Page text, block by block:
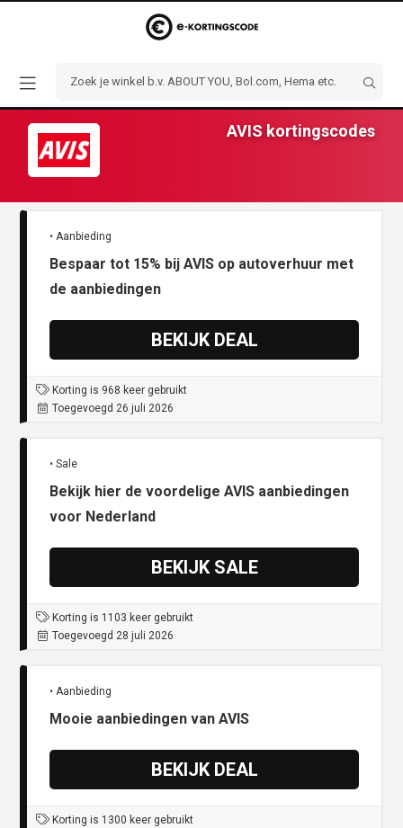
AVIS kortingscodes
• Aanbieding
Bespaar tot 15% bij AVIS op autoverhuur met
de aanbiedingen
BEKIJK DEAL
Korting is 968 keer gebruikt
Toegevoegd 26 juli 2026
• Sale
Bekijk hier de voordelige AVIS aanbiedingen
voor Nederland
BEKIJK SALE
Korting is 1103 keer gebruikt
Toegevoegd 28 juli 2026
• Aanbieding
Mooie aanbiedingen van AVIS
BEKIJK DEAL
Korting is 1300 keer gebruikt